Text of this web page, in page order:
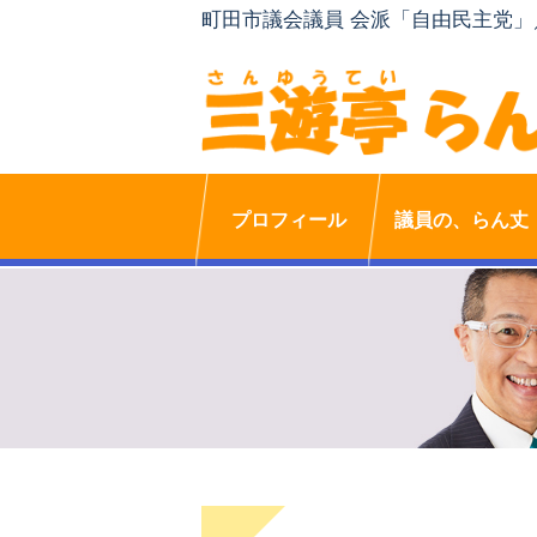
町田市議会議員 会派「自由民主党
プロフィール 議員の、らん丈